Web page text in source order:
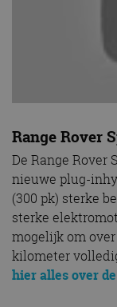
Range Rover
De Range Rover
nieuwe plug-
(300 pk) sterke
sterke
mogelijk om
kilometer
hier alles over